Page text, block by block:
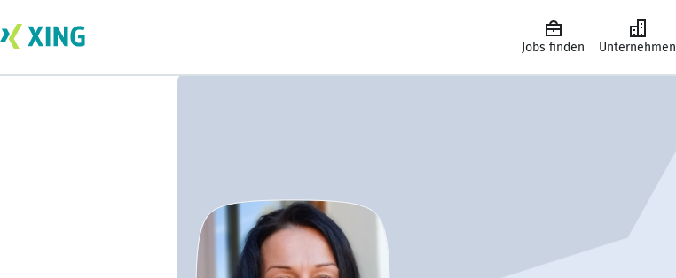
Jobs finden Unternehmen